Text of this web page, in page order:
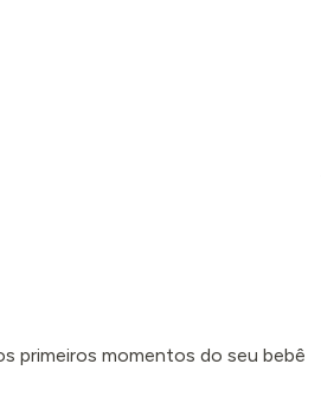
primeiros momentos do seu bebê